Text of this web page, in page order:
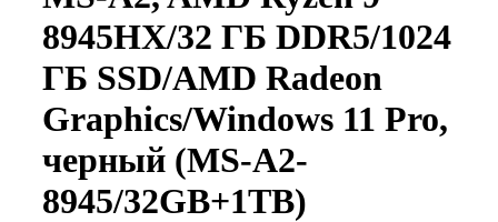
8945HX/32 ГБ DDR5/1024
ГБ SSD/AMD Radeon
Graphics/Windows 11 Pro,
черный (MS-A2-
8945/32GB+1TB)